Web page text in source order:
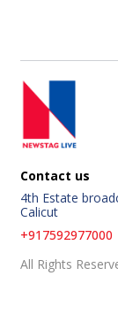
Contact us
4th Estate
Calicut
+917592977000
All Rights